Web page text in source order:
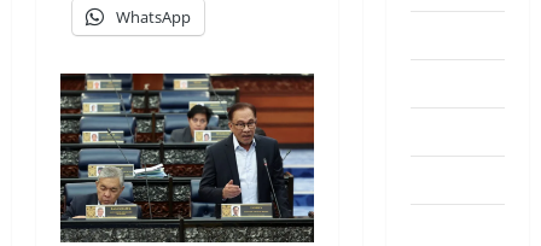
WhatsApp